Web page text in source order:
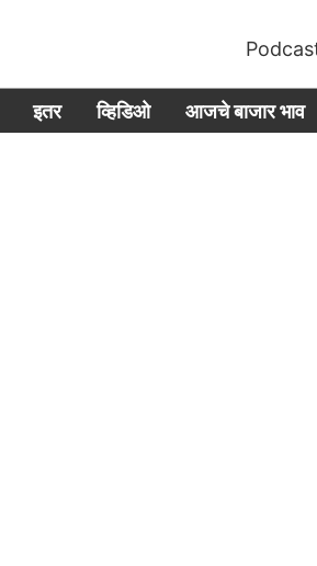
इतर व्हिडिओ आजचे बाजार भाव